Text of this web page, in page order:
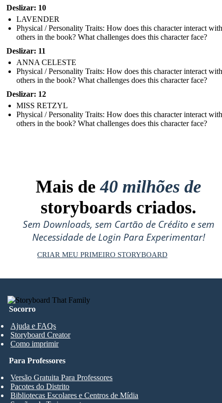
Deslizar: 10
LAVENDER
Physical / Personality Traits: How does this character interact with
others in the book? What challenges does this character face?
Deslizar: 11
ANNA CELESTE
Physical / Personality Traits: How does this character interact with
others in the book? What challenges does this character face?
Deslizar: 12
MISS RETZYL
Physical / Personality Traits: How does this character interact with
others in the book? What challenges does this character face?
Mais de40 milhões de
storyboards criados.
Sem Downloads, sem Cartão de Crédito e sem
Necessidade de Login Para Experimentar!
CRIAR MEU PRIMEIRO STORYBOARD
Socorro
Ajuda e FAQs
Storyboard Creator
Como imprimir
Para Professores
Versão Gratuita Para Professores
Pacotes do Distrito
Bibliotecas Escolares e Centros de Mídia